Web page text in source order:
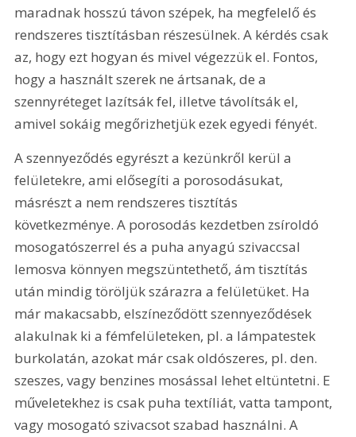
maradnak hosszú távon szépek, ha megfelelő és
rendszeres tisztításban részesülnek. A kérdés csak
az, hogy ezt hogyan és mivel végezzük el. Fontos,
hogy a használt szerek ne ártsanak, de a
szennyréteget lazítsák fel, illetve távolítsák el,
amivel sokáig megőrizhetjük ezek egyedi fényét.
A szennyeződés egyrészt a kezünkről kerül a
felületekre, ami elősegíti a porosodásukat,
másrészt a nem rendszeres tisztítás
következménye. A porosodás kezdetben zsíroldó
mosogatószerrel és a puha anyagú szivaccsal
lemosva könnyen megszüntethető, ám tisztítás
után mindig töröljük szárazra a felületüket. Ha
már makacsabb, elszíneződött szennyeződések
alakulnak ki a fémfelületeken, pl. a lámpatestek
burkolatán, azokat már csak oldószeres, pl. den.
szeszes, vagy benzines mosással lehet eltüntetni. E
műveletekhez is csak puha textíliát, vatta tampont,
vagy mosogató szivacsot szabad használni. A